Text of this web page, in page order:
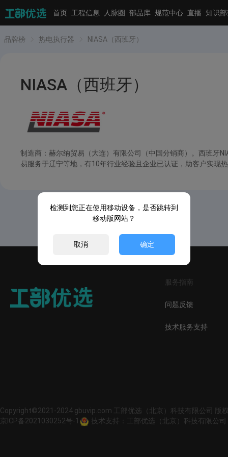
首页 工程信息 人脉圈 部品库 规范中心 直播 知识
品牌榜 热电执行器 NIASA（西班牙）
NIASA（西班牙）
制造商：赫尔纳贸易（大连）有限公司（中国分销商）。西班牙
易服务于辽宁等地，有10年行业经验且企业已认证，助客户实现
服务指南
问题反馈
技术服务支持
Copyright©2021-2024 gbuvip.com 工部优选（北京）科技有限公司 版
京ICP备2021030252号-1
技术支持：工部优选（北京）科技有限公司
检测到您正在使用移动设备，是否跳转到
移动版网站？
取消 确定